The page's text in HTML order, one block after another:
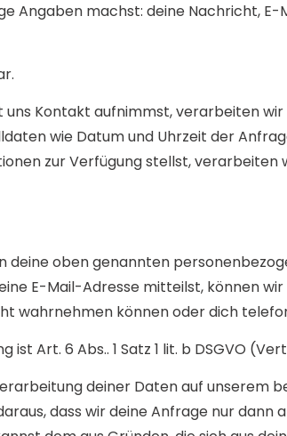
Angaben machst: deine Nachricht,
uns Kontakt aufnimmst, verarbeiten
wie Datum und Uhrzeit der
zur Verfügung stellst,
deine oben genannten
E-Mail-Adresse mitteilst, können
wahrnehmen können oder dich
Art. 6 Abs.. 1 Satz 1 lit. b DSGVO
deiner Daten auf unserem
dass wir deine Anfrage nur